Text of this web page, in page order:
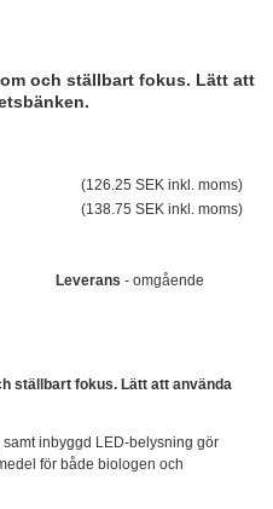
och ställbart fokus. Lätt att
(126.25 SEK inkl. moms)
(138.75 SEK inkl. moms)
Leverans - omgående
ställbart fokus. Lätt att använda
inbyggd LED-belysning gör
för både biologen och